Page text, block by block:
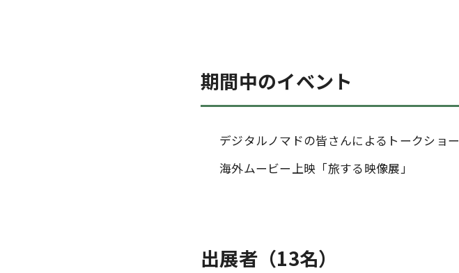
期間中のイベント
デジタルノマドの皆さんによるトークショー
海外ムービー上映「旅する映像展」
出展者（13名）